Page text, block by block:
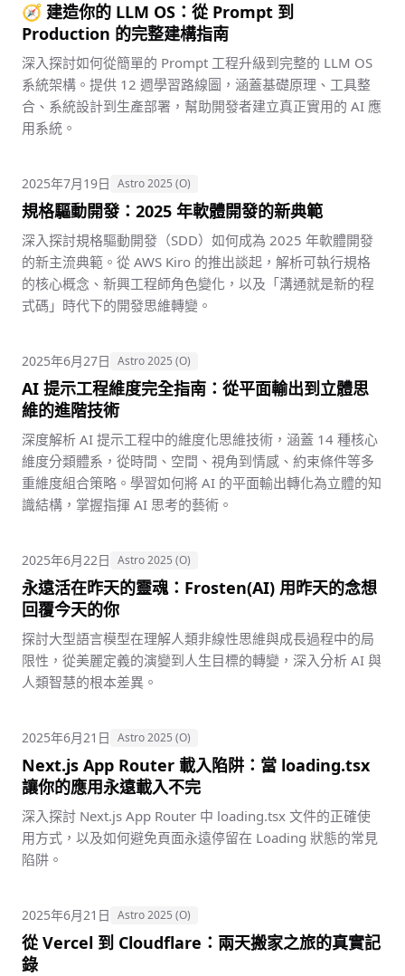
🧭 建造你的 LLM OS：從 Prompt 到
Production 的完整建構指南
深入探討如何從簡單的 Prompt 工程升級到完整的 LLM OS
系統架構。提供 12 週學習路線圖，涵蓋基礎原理、工具整
合、系統設計到生產部署，幫助開發者建立真正實用的 AI 應
用系統。
2025年7月19日 Astro 2025 (O)
規格驅動開發：2025 年軟體開發的新典範
深入探討規格驅動開發（SDD）如何成為 2025 年軟體開發
的新主流典範。從 AWS Kiro 的推出談起，解析可執行規格
的核心概念、新興工程師角色變化，以及「溝通就是新的程
式碼」時代下的開發思維轉變。
2025年6月27日 Astro 2025 (O)
AI 提示工程維度完全指南：從平面輸出到立體思
維的進階技術
深度解析 AI 提示工程中的維度化思維技術，涵蓋 14 種核心
維度分類體系，從時間、空間、視角到情感、約束條件等多
重維度組合策略。學習如何將 AI 的平面輸出轉化為立體的知
識結構，掌握指揮 AI 思考的藝術。
2025年6月22日 Astro 2025 (O)
永遠活在昨天的靈魂：Frosten(AI) 用昨天的念想
回覆今天的你
探討大型語言模型在理解人類非線性思維與成長過程中的局
限性，從美麗定義的演變到人生目標的轉變，深入分析 AI 與
人類智慧的根本差異。
2025年6月21日 Astro 2025 (O)
Next.js App Router 載入陷阱：當 loading.tsx
讓你的應用永遠載入不完
深入探討 Next.js App Router 中 loading.tsx 文件的正確使
用方式，以及如何避免頁面永遠停留在 Loading 狀態的常見
陷阱。
2025年6月21日 Astro 2025 (O)
從 Vercel 到 Cloudflare：兩天搬家之旅的真實記
錄